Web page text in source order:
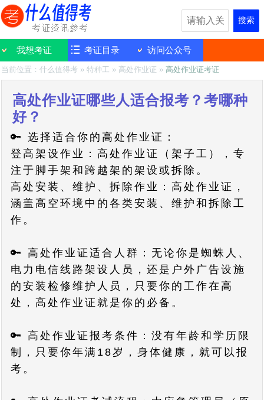
搜索
我想考证 考证目录 访问公众号
当前位置：什么值得考 »特种工 » 高处作业证 »高处作业证考证
高处作业证哪些人适合报考？考哪种
好？
🔑 选择适合你的高处作业证：
登高架设作业：高处作业证（架子工），专
注于脚手架和跨越架的架设或拆除。
高处安装、维护、拆除作业：高处作业证，
涵盖高空环境中的各类安装、维护和拆除工
作。
🔑 高处作业证适合人群：无论你是蜘蛛人、
电力电信线路架设人员，还是户外广告设施
的安装检修维护人员，只要你的工作在高
处，高处作业证就是你的必备。
🔑 高处作业证报考条件：没有年龄和学历限
制，只要你年满18岁，身体健康，就可以报
考。